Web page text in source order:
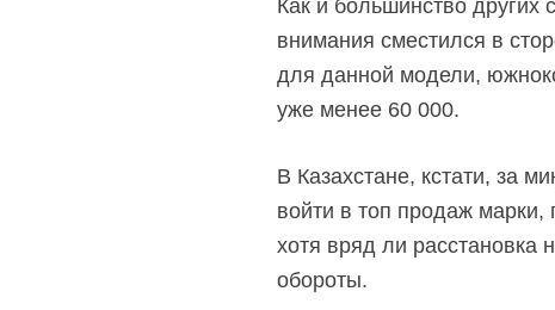
Как и большинство других
внимания сместился в
для данной модели,
уже менее 60 000.
В Казахстане, кстати, за
войти в топ продаж марки,
хотя вряд ли расстановка
обороты.